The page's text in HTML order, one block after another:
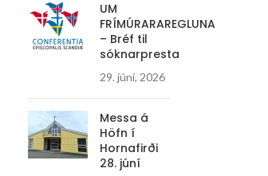
25
UM
FRÍMÚRARAREGLUNA
– Bréf til
sóknarpresta
29. júní, 2026
Messa á
Höfn í
Hornafirði
28. júní